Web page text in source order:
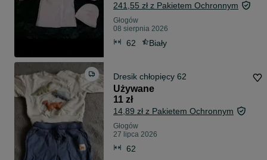
241,55 zł z Pakietem Ochronnym
Głogów
08 sierpnia 2026
62 Biały
Dresik chłopięcy 62
Używane
11 zł
14,89 zł z Pakietem Ochronnym
Głogów
27 lipca 2026
62